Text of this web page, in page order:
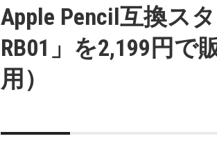
Apple Pencil互換ス
RB01」を2,199円
用）